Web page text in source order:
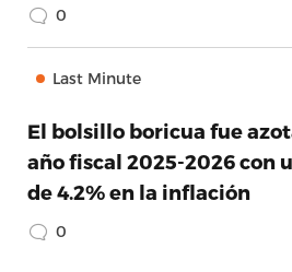
0
Last Minute
El bolsillo boricua fue
año fiscal 2025-2026 con
de 4.2% en la inflación
0